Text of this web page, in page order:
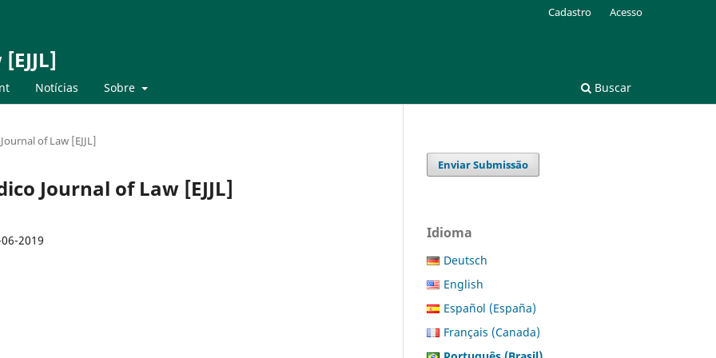
Notícias Sobre Buscar
Cadastro Acesso
of Law [EJJL]
Journal of Law [EJJL]
2019
Enviar Submissão
Idioma
Deutsch
English
Español (España)
Français (Canada)